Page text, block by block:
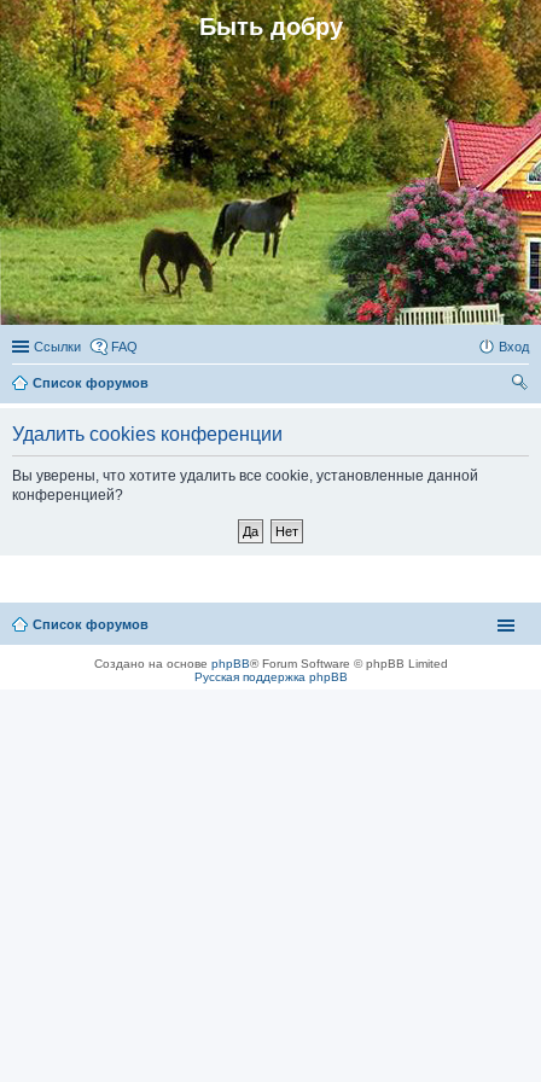
Быть добру
Ссылки FAQ Вход
Список форумов
Удалить cookies конференции
Вы уверены, что хотите удалить все cookie, установленные данной
конференцией?
Список форумов
Создано на основе phpBB® Forum Software © phpBB Limited
Русская поддержка phpBB